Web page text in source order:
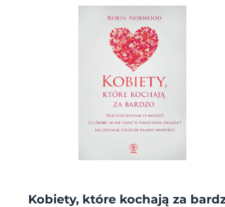
Kobiety, które kochają za